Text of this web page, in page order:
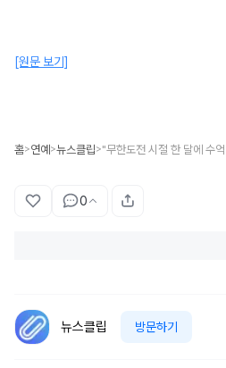
[원문 보기]
홈>연예 >뉴스클립>
0
뉴스클립 방문하기